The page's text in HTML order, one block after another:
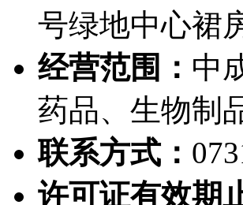
号绿地中心裙
经营范围： 中
药品、生物制
联系方式：
许可证有效期